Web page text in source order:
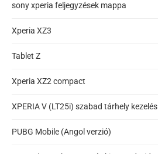
sony xperia feljegyzések mappa
Xperia XZ3
Tablet Z
Xperia XZ2 compact
XPERIA V (LT25i) szabad tárhely kezelés
PUBG Mobile (Angol verzió)